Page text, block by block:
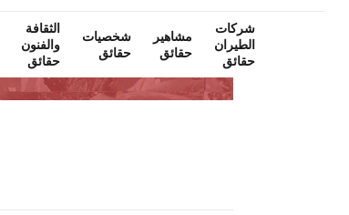
شركات
الطيران
حقائق
مشاهير
حقائق
شخصيات
حقائق
الثقافة
والفنون
حقائق